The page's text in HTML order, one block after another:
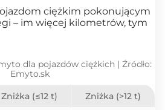
ciężkim pokonującym
– im więcej kilometrów, tym
dla pojazdów ciężkich | Źródło:
Emyto.sk
Zniżka (≤12 t) Zniżka (>12 t)